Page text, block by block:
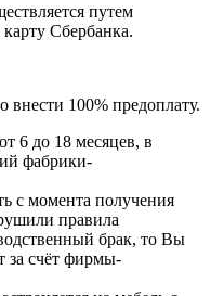
путем
Сбербанка.
внести 100% предоплату.
6 до 18 месяцев, в
фабрики-
с момента получения
правила
брак, то Вы
за счёт фирмы-